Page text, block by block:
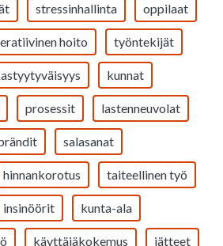
stressinhallinta oppilaat
hoito työntekijät
kunnat
prosessit lastenneuvolat
salasanat
hinnankorotus taiteellinen työ
insinöörit kunta-ala
käyttäjäkokemus jätteet